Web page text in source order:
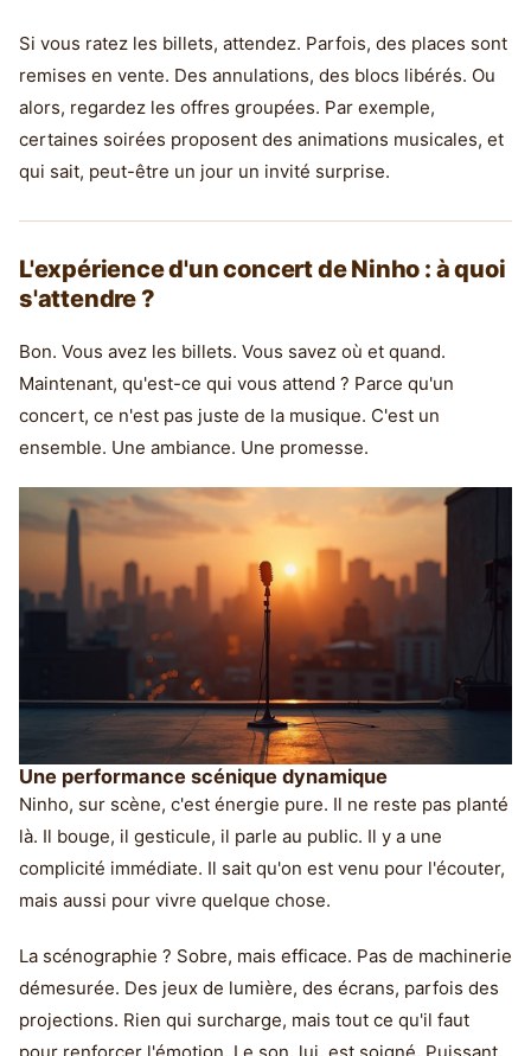
Si vous ratez les billets, attendez. Parfois, des places sont
remises en vente. Des annulations, des blocs libérés. Ou
alors, regardez les offres groupées. Par exemple,
certaines soirées proposent des animations musicales, et
qui sait, peut-être un jour un invité surprise.
L'expérience d'un concert de Ninho : à quoi
s'attendre ?
Bon. Vous avez les billets. Vous savez où et quand.
Maintenant, qu'est-ce qui vous attend ? Parce qu'un
concert, ce n'est pas juste de la musique. C'est un
ensemble. Une ambiance. Une promesse.
Une performance scénique dynamique
Ninho, sur scène, c'est énergie pure. Il ne reste pas planté
là. Il bouge, il gesticule, il parle au public. Il y a une
complicité immédiate. Il sait qu'on est venu pour l'écouter,
mais aussi pour vivre quelque chose.
La scénographie ? Sobre, mais efficace. Pas de machinerie
démesurée. Des jeux de lumière, des écrans, parfois des
projections. Rien qui surcharge, mais tout ce qu'il faut